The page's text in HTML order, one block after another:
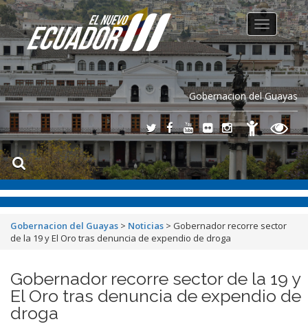
Gobernacion del Guayas
Toggle
navigation
Gobernacion del Guayas > Noticias > Gobernador recorre sector
de la 19 y El Oro tras denuncia de expendio de droga
Gobernador recorre sector de la 19 y
El Oro tras denuncia de expendio de
droga